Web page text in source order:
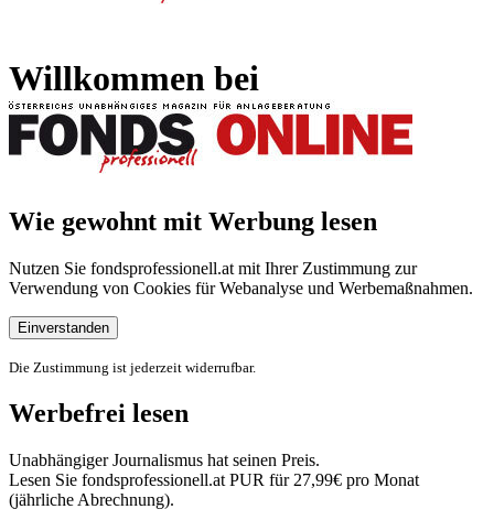
Willkommen bei
Wie gewohnt mit Werbung lesen
Nutzen Sie fondsprofessionell.at mit Ihrer Zustimmung zur
Verwendung von Cookies für Webanalyse und Werbemaßnahmen.
Einverstanden
Die Zustimmung ist jederzeit widerrufbar.
Werbefrei lesen
Unabhängiger Journalismus hat seinen Preis.
Lesen Sie fondsprofessionell.at PUR für 27,99€ pro Monat
(jährliche Abrechnung).